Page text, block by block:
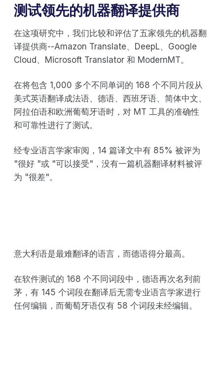
测试领先的机器翻译提供商
在这项研究中，我们比较和评估了五家领先的机器翻
译提供商--Amazon Translate、DeepL、Google
Cloud、Microsoft Translator 和 ModernMT。
在将包含 1,000 多个不同单词的 168 个不同片段从
美式英语翻译成法语、德语、西班牙语、简体中文、
阿拉伯语和欧洲葡萄牙语时，对 MT 工具的准确性
和可靠性进行了测试。
经专业语言学家审阅，14 篇译文中有 85% 被评为
"很好 "或 "可以接受"，没有一篇机器翻译材料被评
为 "很差"。
意大利语是最难翻译的语言，而德语得分最高。
在软件测试的 168 个不同词段中，德语再次名列前
茅，有 145 个词段在翻译后无需专业语言学家进行
任何编辑，而葡萄牙语仅有 58 个词段未经编辑。